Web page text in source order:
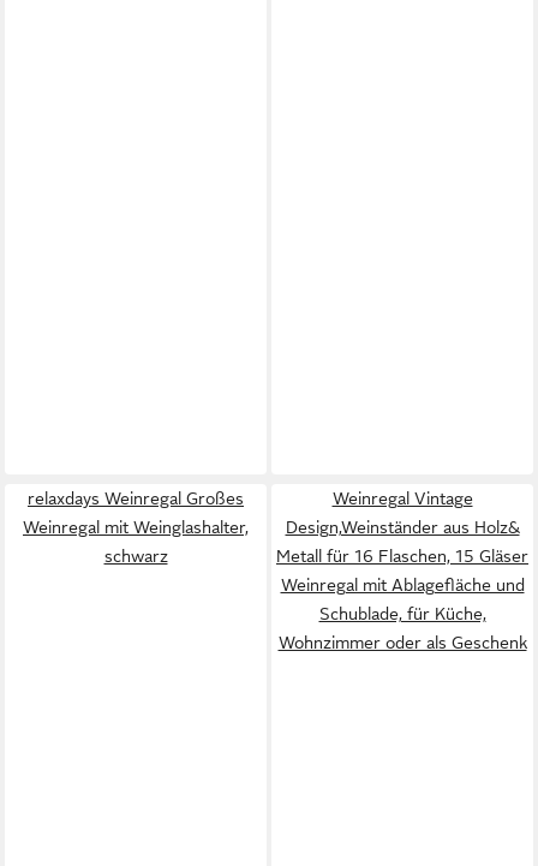
relaxdays Weinregal Großes
Weinregal mit Weinglashalter,
schwarz
Weinregal Vintage
Design,Weinständer aus Holz&
Metall für 16 Flaschen, 15 Gläser
Weinregal mit Ablagefläche und
Schublade, für Küche,
Wohnzimmer oder als Geschenk